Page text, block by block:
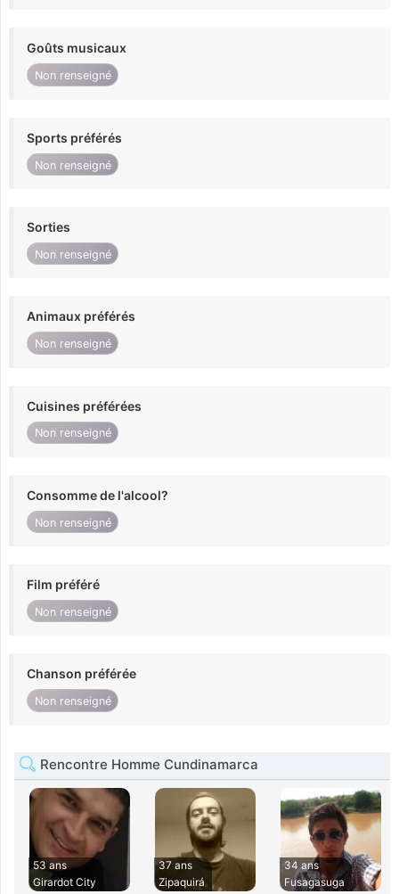
Goûts musicaux
Non renseigné
Sports préférés
Non renseigné
Sorties
Non renseigné
Animaux préférés
Non renseigné
Cuisines préférées
Non renseigné
Consomme de l'alcool?
Non renseigné
Film préféré
Non renseigné
Chanson préférée
Non renseigné
Rencontre Homme Cundinamarca
53 ans
Girardot City
37 ans
Zipaquirá
34 ans
Fusagasuga